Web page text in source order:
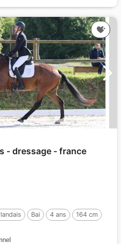
- dressage - france
Bai 4 ans 164 cm